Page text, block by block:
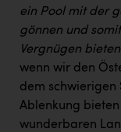
kunden basics
kontakt
ein Pool mit der
gönnen und
Vergnügen
wenn wir den
dem schwierigen
Ablenkung
wunderbaren